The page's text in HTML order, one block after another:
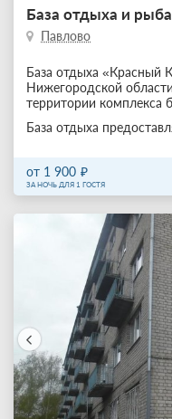
База отдыха и
Павлово
База отдыха «Красный
Нижегородской
территории комплекса
База отдыха
от 1 900
ЗА НОЧЬ ДЛЯ 1 ГОСТЯ